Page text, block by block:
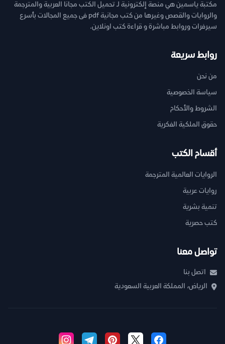
مكتبة ياسمين هي منصة إلكترونية لـ تحميل الكتب مجانا العربية والمترجمة
والروايات والقصص وغيرها من كتب مجانية pdf فى جميع المجالات بأسرع
سيرفرات وروابط مباشرة و قراءة كتب اونلاين.
روابط سريعة
من نحن
سياسة الخصوصية
الشروط والأحكام
حقوق الملكية الفكرية
أقسام الكتب
الروايات العالمية المترجمة
روايات عربية
تنمية بشرية
كتب حصرية
تواصل معنا
اتصل بنا
الرياض، المملكة العربية السعودية